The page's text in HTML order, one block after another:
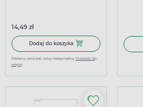
14,49 zł
Dodaj do koszyka Dodaj do koszyka Doreta
Podana cena jest ceną maksymalną. Dowiedz się
więcej